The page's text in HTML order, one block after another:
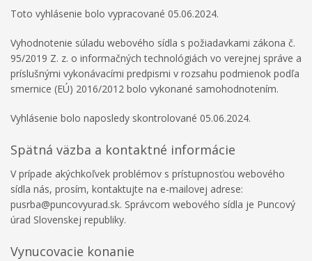
Toto vyhlásenie bolo vypracované 05.06.2024.
Vyhodnotenie súladu webového sídla s požiadavkami zákona č.
95/2019 Z. z. o informačných technológiách vo verejnej správe a
príslušnými vykonávacími predpismi v rozsahu podmienok podľa
smernice (EÚ) 2016/2012 bolo vykonané samohodnotením.
Vyhlásenie bolo naposledy skontrolované 05.06.2024.
Spätná väzba a kontaktné informácie
V prípade akýchkoľvek problémov s prístupnosťou webového
sídla nás, prosím, kontaktujte na e-mailovej adrese:
pusrba@puncovyurad.sk. Správcom webového sídla je Puncový
úrad Slovenskej republiky.
Vynucovacie konanie